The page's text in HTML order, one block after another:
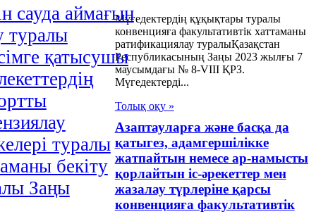
сауда аймағын
туралы
қатысушы
туралы
бекіту
Заңы
Мүгедектердің құқықтары туралы
конвенцияға факультативтік хаттаманы
ратификациялау туралыҚазақстан
Республикасының Заңы 2023 жылғы 7
маусымдағы № 8-VIII ҚРЗ.
Мүгедектерді...
Толық оқу »
Азаптауларға және басқа да
қатыгез, адамгершілікке
жатпайтын немесе ар-намысты
қорлайтын іс-әрекеттер мен
жазалау түрлеріне қарсы
конвенцияға факультативтік